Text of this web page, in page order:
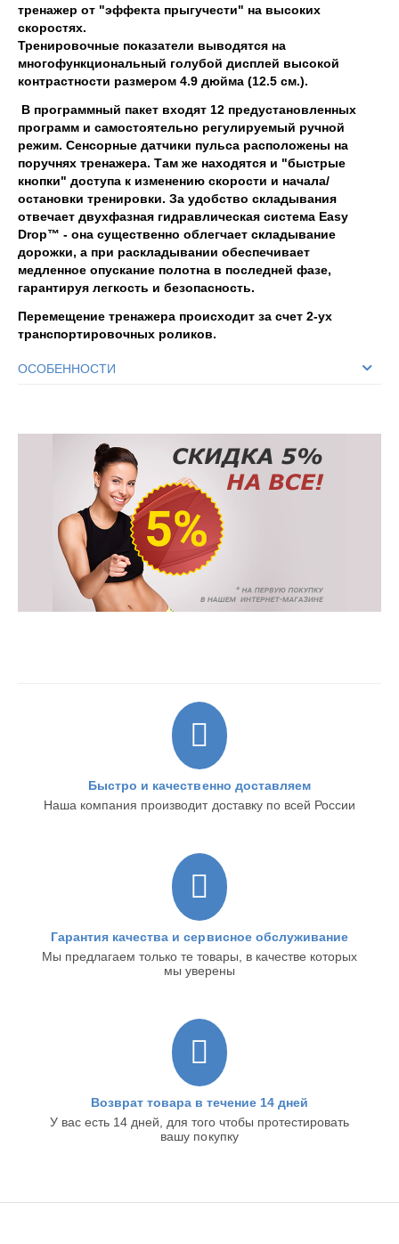
тренажер от "эффекта прыгучести" на высоких
скоростях.
Тренировочные показатели выводятся на
многофункциональный голубой дисплей высокой
контрастности размером 4.9 дюйма (12.5 см.).
В программный пакет входят 12 предустановленных
программ и самостоятельно регулируемый ручной
режим. Сенсорные датчики пульса расположены на
поручнях тренажера. Там же находятся и "быстрые
кнопки" доступа к изменению скорости и начала/
остановки тренировки. За удобство складывания
отвечает двухфазная гидравлическая система Easy
Drop™ - она существенно облегчает складывание
дорожки, а при раскладывании обеспечивает
медленное опускание полотна в последней фазе,
гарантируя легкость и безопасность.
Перемещение тренажера происходит за счет 2-ух
транспортировочных роликов.
ОСОБЕННОСТИ
Быстро и качественно доставляем
Наша компания производит доставку по всей России
Гарантия качества и сервисное обслуживание
Мы предлагаем только те товары, в качестве которых
мы уверены
Возврат товара в течение 14 дней
У вас есть 14 дней, для того чтобы протестировать
вашу покупку